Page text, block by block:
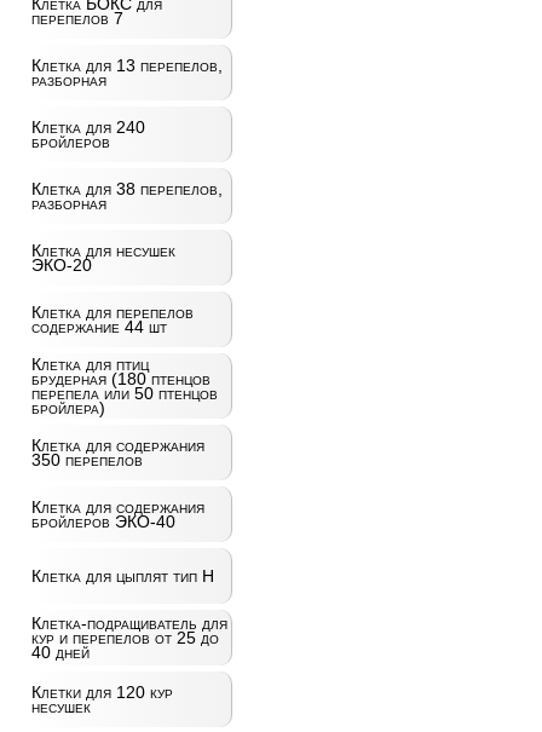
перепелов 7
Клетка для 13 перепелов,
разборная
Клетка для 240
бройлеров
Клетка для 38 перепелов,
разборная
Клетка для несушек
ЭКО-20
Клетка для перепелов
содержание 44 шт
Клетка для птиц
брудерная (180 птенцов
перепела или 50 птенцов
бройлера)
Клетка для содержания
350 перепелов
Клетка для содержания
бройлеров ЭКО-40
Клетка для цыплят тип Н
Клетка-подращиватель для
кур и перепелов от 25 до
40 дней
Клетки для 120 кур
несушек